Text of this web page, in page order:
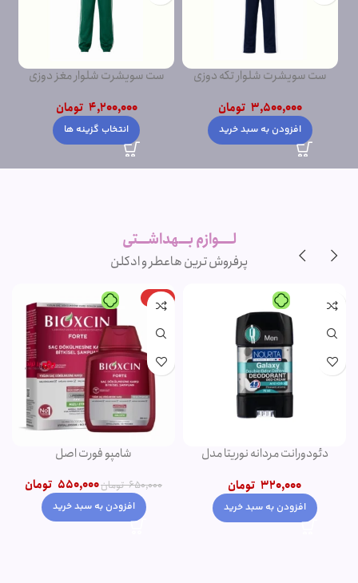
ست سویشرت شلوار تکه دوزی
3,500,000 تومان
افزودن به سبد خرید
ست سویشرت شلوار مغز دوزی
4,200,000 تومان
انتخاب گزینه ها
لــــوازم بـــهداشـــتی
پرفروش ترین هاعطر و ادکلن
دئودورانت مردانه نوریتا مدل
320,000 تومان
افزودن به سبد خرید
-15%
شامپو فورت اصل
650,000 تومان550,000 تومان
افزودن به سبد خرید